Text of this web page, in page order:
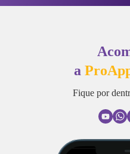
a
Fique por